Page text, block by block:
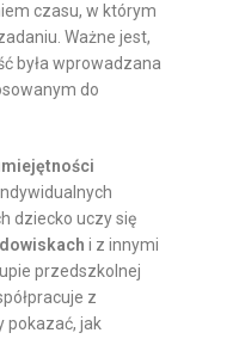
czasu, w którym
Ważne jest,
była wprowadzana
do
dziecko uczy się
i z innymi
przedszkolnej
z
pokazać, jak